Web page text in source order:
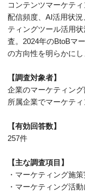
コンテンツマーケテ
配信頻度、AI活用状
ティングツール活用
査。2024年のBtoBマ
の方向性を明らかにし
【調査対象者】
企業のマーケティン
所属企業でマーケテ
【有効回答数】
257件
【主な調査項目】
・マーケティング
・マーケティン